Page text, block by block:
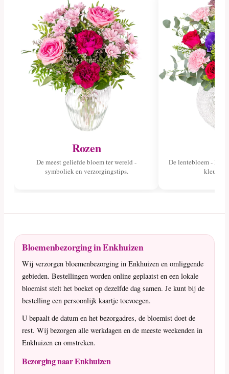
Rozen
De meest geliefde bloem ter wereld -
symboliek en verzorgingstips.
De lentebloem - lees
kleuren
Bloemenbezorging in Enkhuizen
Wij verzorgen bloemenbezorging in Enkhuizen en omliggende
gebieden. Bestellingen worden online geplaatst en een lokale
bloemist stelt het boeket op dezelfde dag samen. Je kunt bij de
bestelling een persoonlijk kaartje toevoegen.
U bepaalt de datum en het bezorgadres, de bloemist doet de
rest. Wij bezorgen alle werkdagen en de meeste weekenden in
Enkhuizen en omstreken.
Bezorging naar Enkhuizen